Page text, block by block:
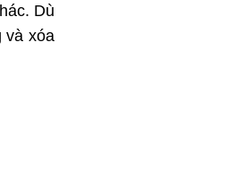
Dù
và xóa